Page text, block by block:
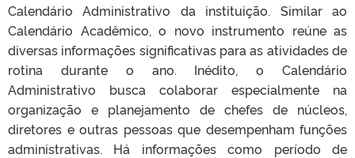
Calendário Administrativo da instituição. Similar ao
Calendário Acadêmico, o novo instrumento reúne as
diversas informações significativas para as atividades de
rotina durante o ano. Inédito, o Calendário
Administrativo busca colaborar especialmente na
organização e planejamento de chefes de núcleos,
diretores e outras pessoas que desempenham funções
administrativas. Há informações como período de